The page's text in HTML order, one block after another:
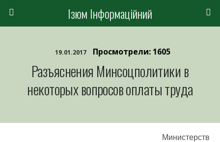
Ізюм Інформаційний
19.01.2017 Просмотрели: 1605
Разъяснения Минсоцполитики в
некоторых вопросов оплаты труда
Министерств